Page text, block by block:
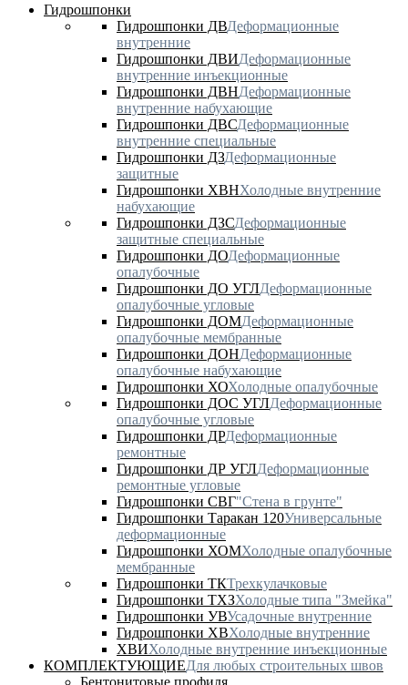
Гидрошпонки
Гидрошпонки ДВДеформационные
внутренние
Гидрошпонки ДВИДеформационные
внутренние инъекционные
Гидрошпонки ДВНДеформационные
внутренние набухающие
Гидрошпонки ДВСДеформационные
внутренние специальные
Гидрошпонки ДЗДеформационные
защитные
Гидрошпонки ХВНХолодные внутренние
набухающие
Гидрошпонки ДЗСДеформационные
защитные специальные
Гидрошпонки ДОДеформационные
опалубочные
Гидрошпонки ДО УГЛДеформационные
опалубочные угловые
Гидрошпонки ДОМДеформационные
опалубочные мембранные
Гидрошпонки ДОНДеформационные
опалубочные набухающие
Гидрошпонки ХОХолодные опалубочные
Гидрошпонки ДОС УГЛДеформационные
опалубочные угловые
Гидрошпонки ДРДеформационные
ремонтные
Гидрошпонки ДР УГЛДеформационные
ремонтные угловые
Гидрошпонки СВГ"Стена в грунте"
Гидрошпонки Таракан 120Универсальные
деформационные
Гидрошпонки ХОМХолодные опалубочные
мембранные
Гидрошпонки ТКТрехкулачковые
Гидрошпонки ТХЗХолодные типа "Змейка"
Гидрошпонки УВУсадочные внутренние
Гидрошпонки ХВХолодные внутренние
ХВИХолодные внутренние инъекционные
КОМПЛЕКТУЮЩИЕДля любых строительных швов
Бентонитовые профиля